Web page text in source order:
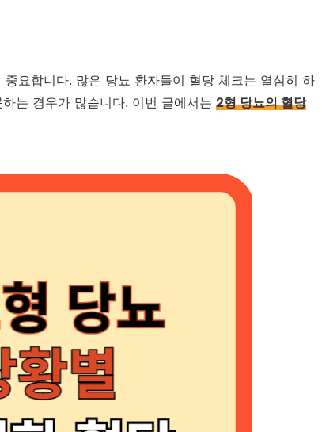
중요합니다. 많은 당뇨 환자들이 혈당 체크는 열심히 하
는 경우가 많습니다. 이번 글에서는 2형 당뇨의 혈당